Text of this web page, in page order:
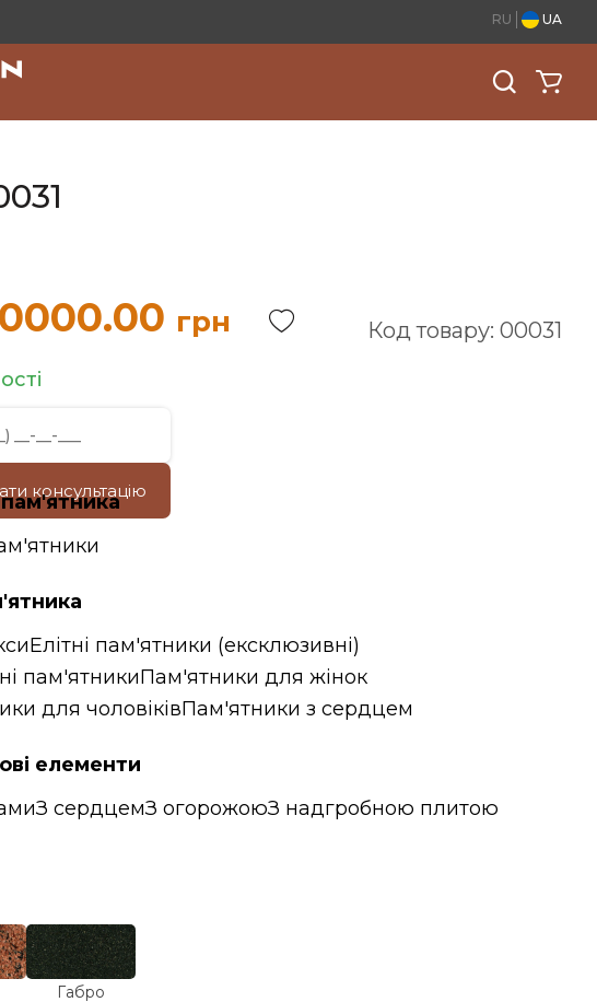
RU UA
грн Код товару: 00031
консультацію
Елітні пам'ятники (ексклюзивні)
пам'ятникиПам'ятники для жінок
для чоловіківПам'ятники з сердцем
елементи
З сердцемЗ огорожоюЗ надгробною плитою
Габро